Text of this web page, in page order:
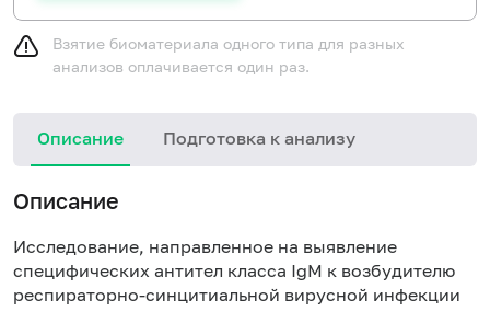
Взятие биоматериала одного типа для разных
анализов оплачивается один раз.
Описание Подготовка к анализу
Описание
Исследование, направленное на выявление
специфических антител класса IgМ к возбудителю
респираторно-синцитиальной вирусной инфекции